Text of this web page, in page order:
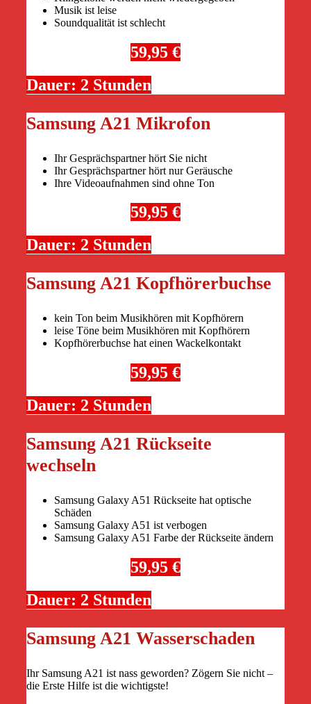
Musik ist leise
Soundqualität ist schlecht
59,95 €
Dauer: 2 Stunden
Samsung A21 Mikrofon
Ihr Gesprächspartner hört Sie nicht
Ihr Gesprächspartner hört nur Geräusche
Ihre Videoaufnahmen sind ohne Ton
59,95 €
Dauer: 2 Stunden
Samsung A21 Kopfhörerbuchse
kein Ton beim Musikhören mit Kopfhörern
leise Töne beim Musikhören mit Kopfhörern
Kopfhörerbuchse hat einen Wackelkontakt
59,95 €
Dauer: 2 Stunden
Samsung A21 Rückseite
wechseln
Samsung Galaxy A51 Rückseite hat optische
Schäden
Samsung Galaxy A51 ist verbogen
Samsung Galaxy A51 Farbe der Rückseite ändern
59,95 €
Dauer: 2 Stunden
Samsung A21 Wasserschaden
Ihr Samsung A21 ist nass geworden? Zögern Sie nicht –
die Erste Hilfe ist die wichtigste!